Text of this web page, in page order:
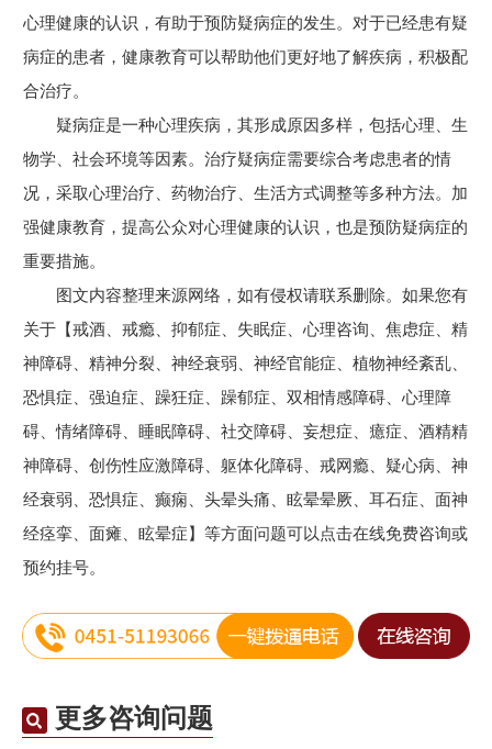
心理健康的认识，有助于预防疑病症的发生。对于已经患有疑
病症的患者，健康教育可以帮助他们更好地了解疾病，积极配
合治疗。
疑病症是一种心理疾病，其形成原因多样，包括心理、生
物学、社会环境等因素。治疗疑病症需要综合考虑患者的情
况，采取心理治疗、药物治疗、生活方式调整等多种方法。加
强健康教育，提高公众对心理健康的认识，也是预防疑病症的
重要措施。
图文内容整理来源网络，如有侵权请联系删除。如果您有
关于【戒酒、戒瘾、抑郁症、失眠症、心理咨询、焦虑症、精
神障碍、精神分裂、神经衰弱、神经官能症、植物神经紊乱、
恐惧症、强迫症、躁狂症、躁郁症、双相情感障碍、心理障
碍、情绪障碍、睡眠障碍、社交障碍、妄想症、癔症、酒精精
神障碍、创伤性应激障碍、躯体化障碍、戒网瘾、疑心病、神
经衰弱、恐惧症、癫痫、头晕头痛、眩晕晕厥、耳石症、面神
经痉挛、面瘫、眩晕症】等方面问题可以点击在线免费咨询或
预约挂号。
更多咨询问题